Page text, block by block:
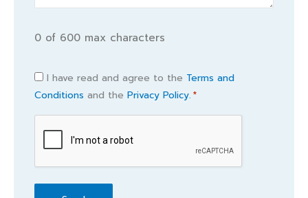
0 of 600 max characters
Consent
*
I have read and agree to the Terms and
Conditions and the Privacy Policy. *